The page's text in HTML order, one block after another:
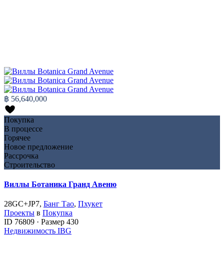
฿ 56,640,000
Покупка
В процессе
Горячее
Новое предложение
Рассрочка
Строительство
Виллы Ботаника Гранд Авеню
28GC+JP7, Банг Тао, Пхукет
Проекты в Покупка
ID 76809 · Размер 430
Недвижимость IBG